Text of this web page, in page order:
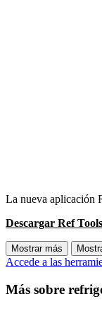
La nueva aplicación
Descargar Ref
Mostrar más
Accede a las
Más sobre